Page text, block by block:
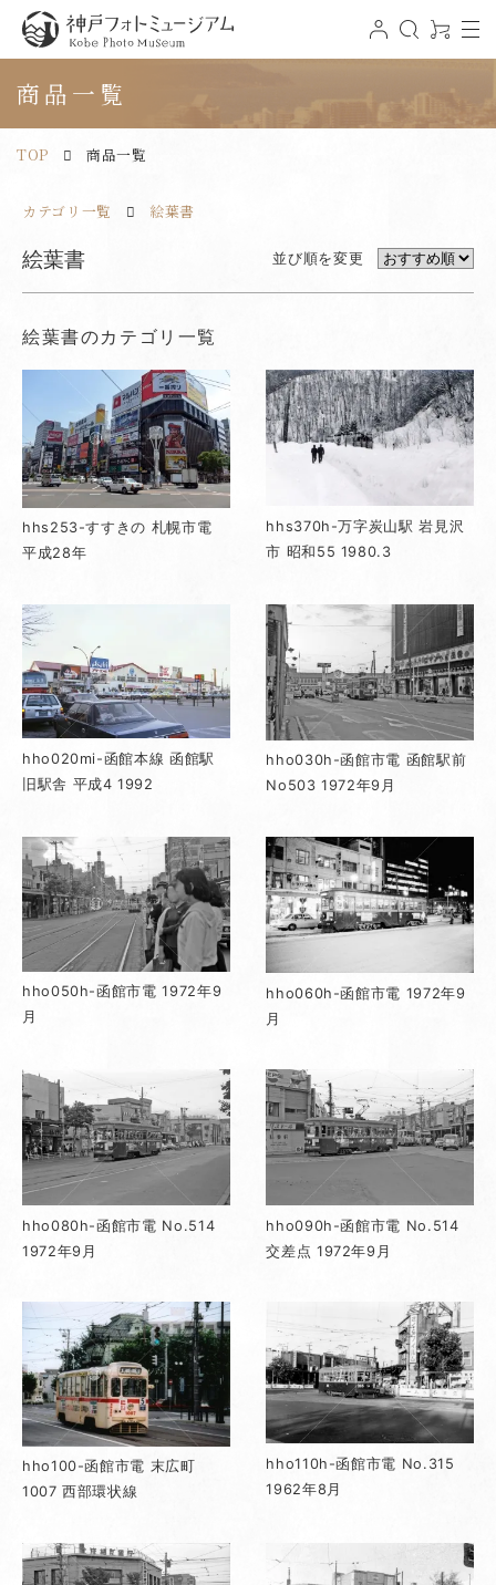
神戸フォトミュージアム
ロ
グ 索
0
ア
t
g
a
商品一覧
TOP 商品一覧
カテゴリ一覧 絵葉書
絵葉書 並び順を変更
絵葉書のカテゴリ一覧
hhs253-すすきの 札幌市電
平成28年
hhs370h-万字炭山駅 岩見沢
市 昭和55 1980.3
hho020mi-函館本線 函館駅
旧駅舎 平成4 1992
hho030h-函館市電 函館駅前
No503 1972年9月
hho050h-函館市電 1972年9
月
hho060h-函館市電 1972年9
月
hho080h-函館市電 No.514
1972年9月
hho090h-函館市電 No.514
交差点 1972年9月
hho100-函館市電 末広町
1007 西部環状線
hho110h-函館市電 No.315
1962年8月